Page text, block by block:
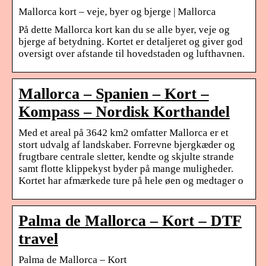
Mallorca kort – veje, byer og bjerge | Mallorca
På dette Mallorca kort kan du se alle byer, veje og
bjerge af betydning. Kortet er detaljeret og giver god
oversigt over afstande til hovedstaden og lufthavnen.
Mallorca – Spanien – Kort –
Kompass – Nordisk Korthandel
Med et areal på 3642 km2 omfatter Mallorca er et
stort udvalg af landskaber. Forrevne bjergkæder og
frugtbare centrale sletter, kendte og skjulte strande
samt flotte klippekyst byder på mange muligheder.
Kortet har afmærkede ture på hele øen og medtager o
Palma de Mallorca – Kort – DTF
travel
Palma de Mallorca – Kort